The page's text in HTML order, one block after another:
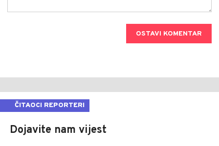
OSTAVI KOMENTAR
ČITAOCI REPORTERI
Dojavite nam vijest